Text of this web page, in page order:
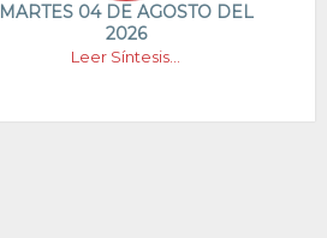
MARTES 04 DE AGOSTO DEL
2026
Leer Síntesis...